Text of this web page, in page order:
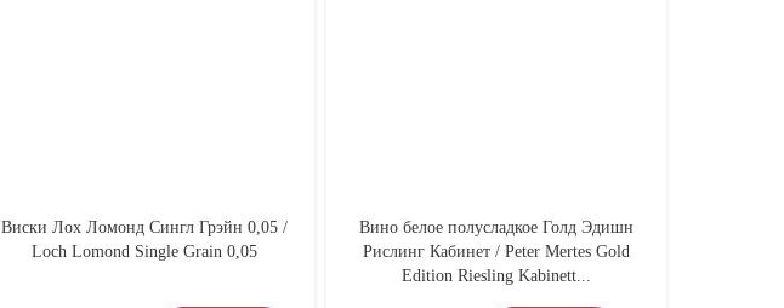
Виски Лох Ломонд Сингл Грэйн 0,05 /
Loch Lomond Single Grain 0,05
Вино белое полусладкое Голд Эдишн
Рислинг Кабинет / Peter Mertes Gold
Edition Riesling Kabinett...